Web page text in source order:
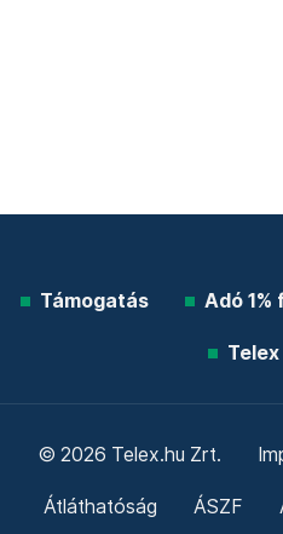
Támogatás Adó 1%
© 2026 Telex.hu Zrt.
Átláthatóság ÁSZF